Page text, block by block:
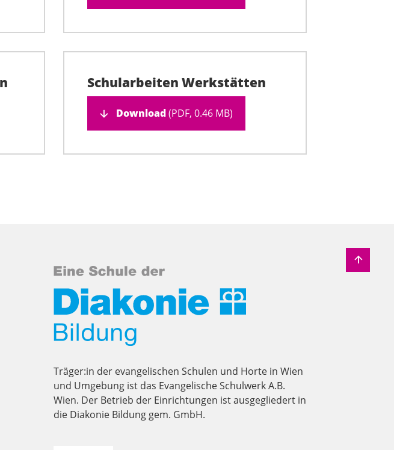
Schularbeiten Werkstätten
Download (PDF, 0.46 MB)
Träger:in der evangelischen Schulen und Horte in Wien
und Umgebung ist das Evangelische Schulwerk A.B.
Wien. Der Betrieb der Einrichtungen ist ausgegliedert in
die Diakonie Bildung gem. GmbH.